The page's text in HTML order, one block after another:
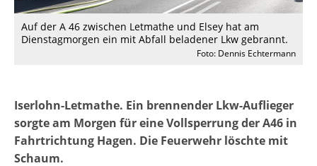
Auf der A 46 zwischen Letmathe und Elsey hat am
Dienstagmorgen ein mit Abfall beladener Lkw gebrannt.
Foto: Dennis Echtermann
Iserlohn-Letmathe. Ein brennender Lkw-Auflieger
sorgte am Morgen für eine Vollsperrung der A46 in
Fahrtrichtung Hagen. Die Feuerwehr löschte mit
Schaum.